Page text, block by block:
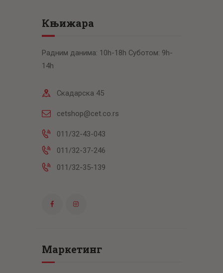
Књижара
Радним данима: 10h-18h Суботом: 9h-
14h
Скадарска 45
cetshop@cet.co.rs
011/32-43-043
011/32-37-246
011/32-35-139
Маркетинг